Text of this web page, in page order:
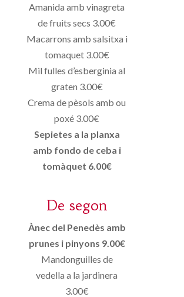
Amanida amb vinagreta
de fruits secs 3.00€
Macarrons amb salsitxa i
tomaquet 3.00€
Mil fulles d’esberginia al
graten 3.00€
Crema de pèsols amb ou
poxé 3.00€
Sepietes a la planxa
amb fondo de ceba i
tomàquet 6.00€
De segon
Ànec del Penedès amb
prunes i pinyons 9.00€
Mandonguilles de
vedella a la jardinera
3.00€